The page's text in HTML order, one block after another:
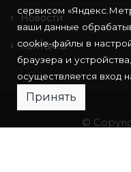
Новости
Контакты
©
сервисом
ваши данные
cookie-файлы в
браузера и
осуществляется вход
Принять